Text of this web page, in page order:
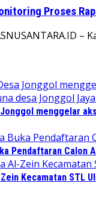
Proses
–
menggelar
Pendaftaran Calon
Zein Kecamatan STL